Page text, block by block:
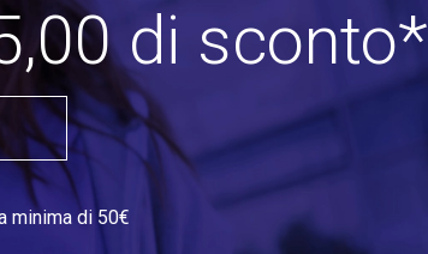
di sconto*
minima di 50€